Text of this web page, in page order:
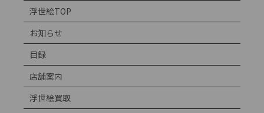
浮世絵TOP
お知らせ
目録
店舗案内
浮世絵買取